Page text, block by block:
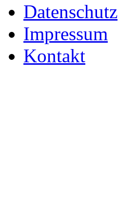
Datenschutz
Impressum
Kontakt